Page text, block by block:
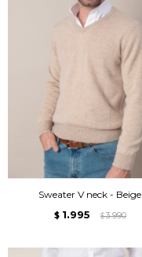
Sweater V neck - Beige
$ 1.995 $ 3.990